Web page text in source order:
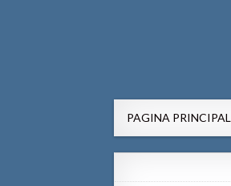
PAGINA PRINCIPAL